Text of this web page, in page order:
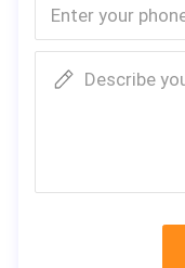
Describe